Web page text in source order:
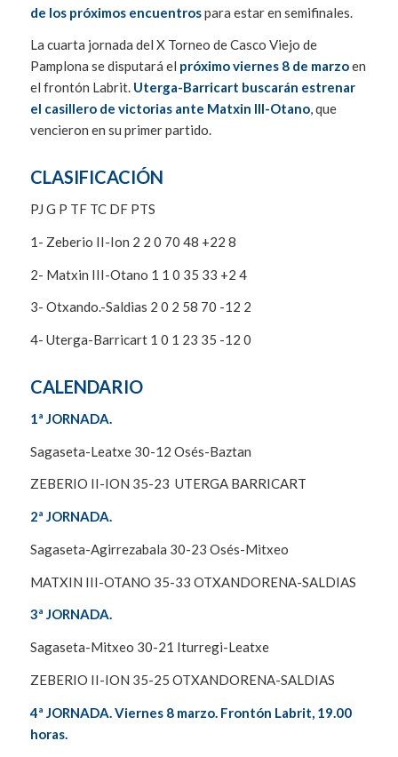
de los próximos encuentrospara estar en semifinales.
La cuarta jornada del X Torneo de Casco Viejo de
Pamplona se disputará el próximo viernes 8 de marzoen
el frontón Labrit. Uterga-Barricart buscarán estrenar
el casillero de victorias ante Matxin III-Otano, que
vencieron en su primer partido.
CLASIFICACIÓN
PJ G P TF TC DF PTS
1- Zeberio II-Ion 2 2 0 70 48 +22 8
2- Matxin III-Otano 1 1 0 35 33 +2 4
3- Otxando.-Saldias 2 0 2 58 70 -12 2
4- Uterga-Barricart 1 0 1 23 35 -12 0
CALENDARIO
1ª JORNADA.
Sagaseta-Leatxe 30-12 Osés-Baztan
ZEBERIO II-ION 35-23 UTERGA BARRICART
2ª JORNADA.
Sagaseta-Agirrezabala 30-23 Osés-Mitxeo
MATXIN III-OTANO 35-33 OTXANDORENA-SALDIAS
3ª JORNADA.
Sagaseta-Mitxeo 30-21 Iturregi-Leatxe
ZEBERIO II-ION 35-25 OTXANDORENA-SALDIAS
4ª JORNADA. Viernes 8 marzo. Frontón Labrit, 19.00
horas.